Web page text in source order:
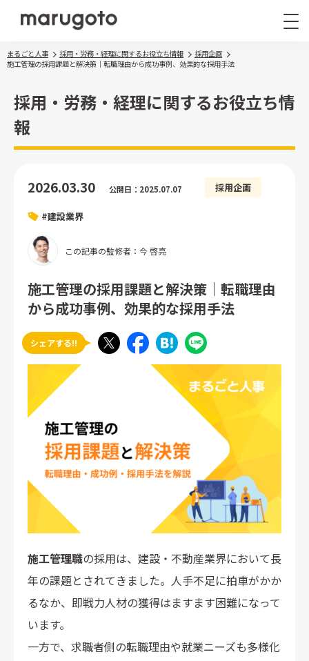
その他サービス
お役立ち情報
ナレッジ資料
ウェビナー
まるごと人事 採用・労務・経理に関するお役立ち情報
採用企画
施工管理の採用課題と解決策｜転職理由から成功事例、効果的な採用手法
採用・労務・経理に関するお役立ち情
報
2026.03.30 公開日：2025.07.07 採用企画
#建設業界
この記事の監修者：今 啓亮
施工管理の採用課題と解決策｜転職理由
から成功事例、効果的な採用手法
シェアする!!
施工管理職の採用は、建設・不動産業界において長
年の課題とされてきました。人手不足に拍車がかか
るなか、即戦力人材の獲得はますます困難になって
います。
一方で、求職者側の転職理由や就業ニーズも多様化